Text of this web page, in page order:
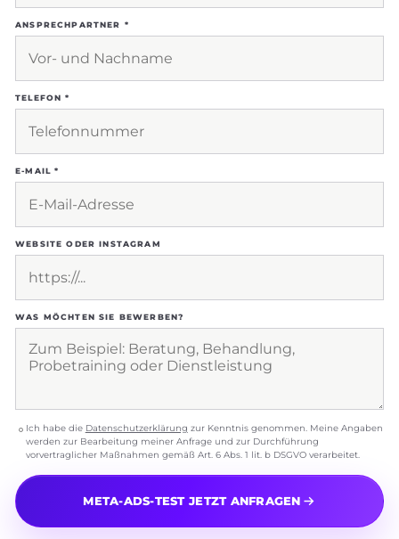
ANSPRECHPARTNER *
TELEFON *
E-MAIL *
WEBSITE ODER INSTAGRAM
WAS MÖCHTEN SIE BEWERBEN?
Ich habe die Datenschutzerklärung zur Kenntnis genommen. Meine Angaben
werden zur Bearbeitung meiner Anfrage und zur Durchführung
vorvertraglicher Maßnahmen gemäß Art. 6 Abs. 1 lit. b DSGVO verarbeitet.
META-ADS-TEST JETZT ANFRAGEN